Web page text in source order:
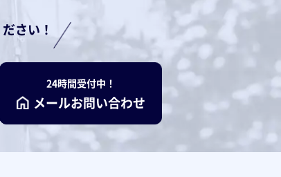
さい！
24時間受付中！
メールお問い合わせ